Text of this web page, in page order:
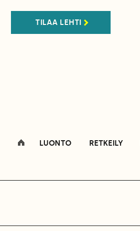
TILAA LEHTI
LUONTO RETKEILY